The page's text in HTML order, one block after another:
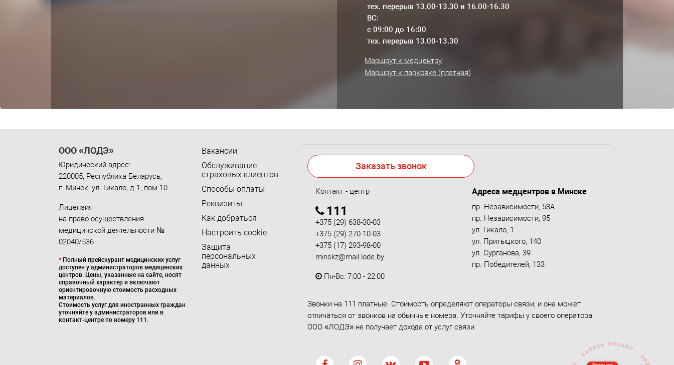
тех. перерыв 13.00-13.30 и 16.00-16.30
ВС:
с 09:00 до 16:00
тех. перерыв 13.00-13.30
Маршрут к медцентру
Маршрут к парковке (платная)
ООО «ЛОДЭ»
Юридический адрес:
220005, Республика Беларусь,
г. Минск, ул. Гикало, д.1, пом.10
Лицензия
на право осуществления
медицинской деятельности №
02040/536
* Полный прейскурант медицинских услуг
доступен у администраторов медицинских
центров. Цены, указанные на сайте, носят
справочный характер и включают
ориентировочную стоимость расходных
материалов.
Стоимость услуг для иностранных граждан
уточняйте у администраторов или в
контакт-центре по номеру 111.
Вакансии
Обслуживание
страховых клиентов
Способы оплаты
Реквизиты
Как добраться
Настроить cookie
Защита
персональных
данных
Заказать звонок
Контакт - центр
111
+375 (29) 638-30-03
+375 (29) 270-10-03
+375 (17) 293-98-00
minskz@mail.lode.by
Пн-Вс: 7:00 - 22:00
Адреса медцентров в Минске
пр. Независимости, 58А
пр. Независимости, 95
ул. Гикало, 1
ул. Притыцкого, 140
ул. Сурганова, 39
пр. Победителей, 133
Звонки на 111 платные. Стоимость определяют операторы связи, и она может
отличаться от звонков на обычные номера. Уточняйте тарифы у своего оператора.
ООО «ЛОДЭ» не получает дохода от услуг связи.